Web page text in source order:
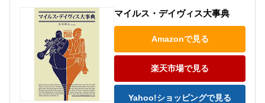
マイルス・デイヴィス大事典
Amazonで見る
楽天市場で見る
Yahoo!ショッピングで見る